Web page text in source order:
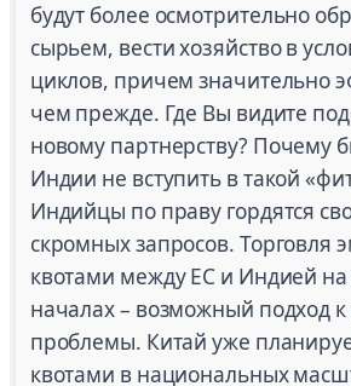
будут более осмотрительно
сырьем, вести хозяйство в
циклов, причем значительно
чем прежде. Где Вы видите
новому партнерству? Почему
Индии не вступить в такой
Индийцы по праву гордятся
скромных запросов. Торговля
квотами между ЕС и Индией
началах – возможный подход
проблемы. Китай уже
квотами в национальных